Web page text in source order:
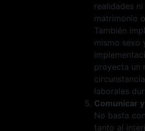
realidades
matrimonio
También
mismo sexo
proyecta un
laborales
Comunicar
No basta
tanto al